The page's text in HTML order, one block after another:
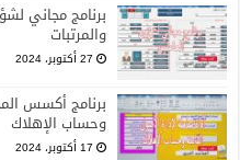
برنامج مجاني
والمرتبات
27 أكتوبر، 2024
برنامج أكسس
وحساب الإهلاك
17 أكتوبر، 2024